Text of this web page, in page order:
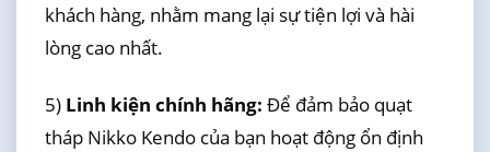
khách hàng, nhằm mang lại sự tiện lợi và hài
lòng cao nhất.
5) Linh kiện chính hãng: Để đảm bảo quạt
tháp Nikko Kendo của bạn hoạt động ổn định